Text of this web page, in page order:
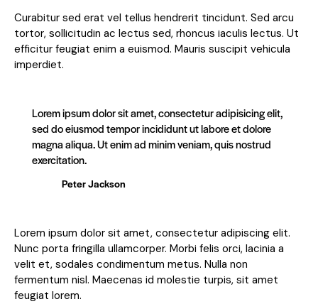
Curabitur sed erat vel tellus hendrerit tincidunt. Sed arcu
tortor, sollicitudin ac lectus sed, rhoncus iaculis lectus. Ut
efficitur feugiat enim a euismod. Mauris suscipit vehicula
imperdiet.
Lorem ipsum dolor sit amet, consectetur adipisicing elit,
sed do eiusmod tempor incididunt ut labore et dolore
magna aliqua. Ut enim ad minim veniam, quis nostrud
exercitation.
Peter Jackson
Lorem ipsum dolor sit amet, consectetur adipiscing elit.
Nunc porta fringilla ullamcorper. Morbi felis orci, lacinia a
velit et, sodales condimentum metus. Nulla non
fermentum nisl. Maecenas id molestie turpis, sit amet
feugiat lorem.